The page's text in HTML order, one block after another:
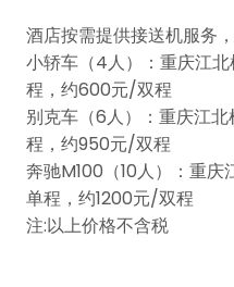
酒店按需提供接送机服务
小轿车（4人）：重庆江
程，约600元/双程
别克车（6人）：重庆江
程，约950元/双程
奔驰M100（10人）：重
单程，约1200元/双程
注:以上价格不含税